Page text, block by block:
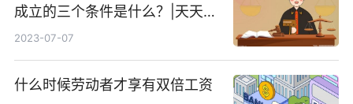
成立的三个条件是什么？|天天聚
看点
2023-07-07
什么时候劳动者才享有双倍工资